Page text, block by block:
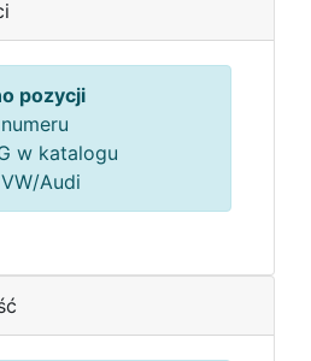
pozycji
numeru
w katalogu
Audi